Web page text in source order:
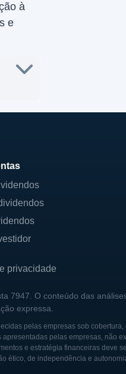
à
e
privacidade
7947. O conteúdo das
expressa.
pelas empresas sob
pelas empresas, não
e estratégia financeiras deve
ético, de independência e